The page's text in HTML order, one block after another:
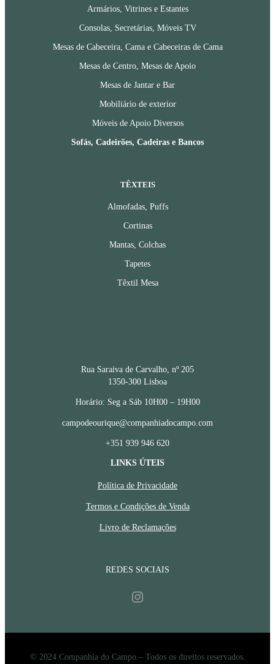
Armários, Vitrines e Estantes
Consolas, Secretárias, Móveis TV
Mesas de Cabeceira, Cama e Cabeceiras de Cama
Mesas de Centro, Mesas de Apoio
Mesas de Jantar e Bar
Mobiliário de exterior
Móveis de Apoio Diversos
Sofás, Cadeirões, Cadeiras e Bancos
TÊXTEIS
Almofadas, Puffs
Cortinas
Mantas, Colchas
Tapetes
Têxtil Mesa
LINKS ÚTEIS
Política de Privacidade
Termos e Condições de Venda
Livro de Reclamações
REDES SOCIAIS
Instagram
Rua Saraiva de Carvalho, nº 205
1350-300 Lisboa
Horário: Seg a Sáb 10H00 – 19H00
campodeourique@companhiadocampo.com
+351 939 946 620
© 2024 Companhia do Campo – Todos os direitos reservados.